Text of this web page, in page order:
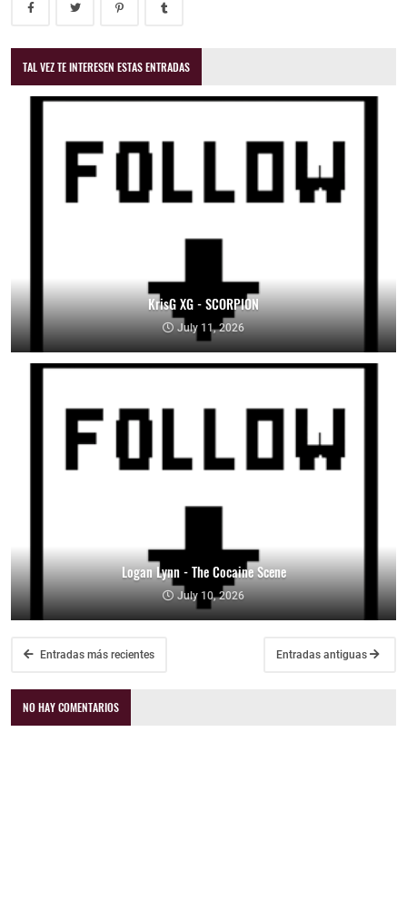
TAL VEZ TE INTERESEN ESTAS ENTRADAS
KrisG XG - SCORPION
July 11, 2026
Logan Lynn - The Cocaine Scene
July 10, 2026
Entradas más recientes Entradas antiguas
NO HAY COMENTARIOS